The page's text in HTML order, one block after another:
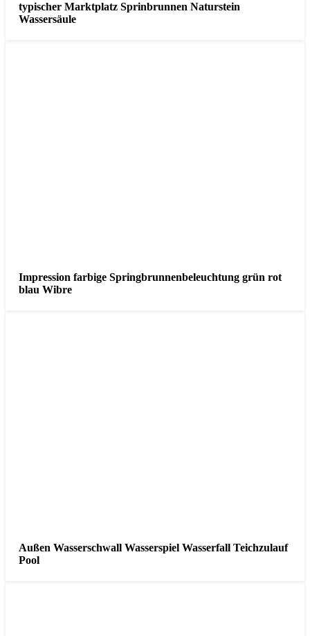
typischer Marktplatz Sprinbrunnen Naturstein
Wassersäule
Impression farbige Springbrunnenbeleuchtung grün rot
blau Wibre
Außen Wasserschwall Wasserspiel Wasserfall Teichzulauf
Pool